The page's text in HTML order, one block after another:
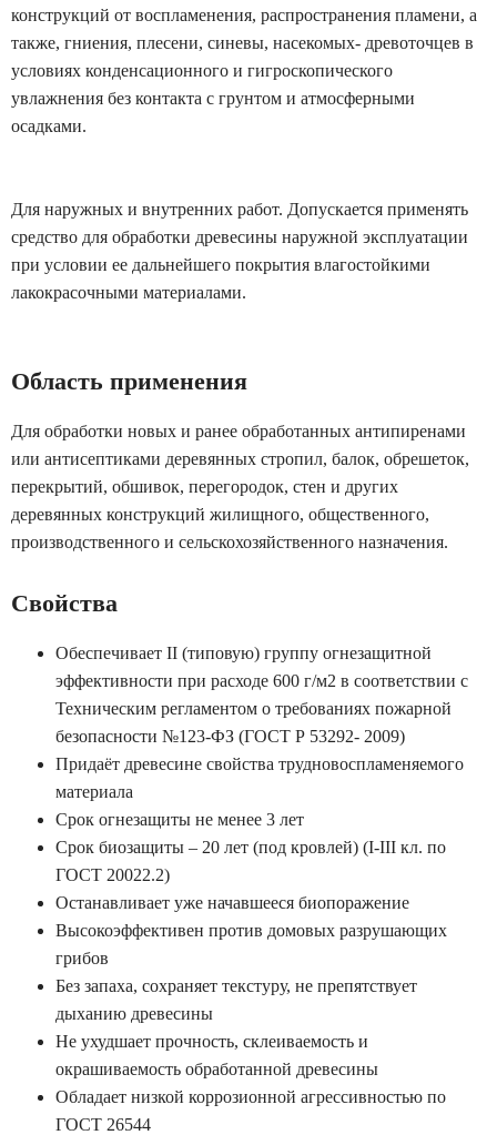
конструкций от воспламенения, распространения пламени, а
также, гниения, плесени, синевы, насекомых- древоточцев в
условиях конденсационного и гигроскопического
увлажнения без контакта с грунтом и атмосферными
осадками.
Для наружных и внутренних работ. Допускается применять
средство для обработки древесины наружной эксплуатации
при условии ее дальнейшего покрытия влагостойкими
лакокрасочными материалами.
Область применения
Для обработки новых и ранее обработанных антипиренами
или антисептиками деревянных стропил, балок, обрешеток,
перекрытий, обшивок, перегородок, стен и других
деревянных конструкций жилищного, общественного,
производственного и сельскохозяйственного назначения.
Свойства
Обеспечивает II (типовую) группу огнезащитной
эффективности при расходе 600 г/м2 в соответствии с
Техническим регламентом о требованиях пожарной
безопасности №123-ФЗ (ГОСТ Р 53292- 2009)
Придаёт древесине свойства трудновоспламеняемого
материала
Срок огнезащиты не менее 3 лет
Срок биозащиты – 20 лет (под кровлей) (I-III кл. по
ГОСТ 20022.2)
Останавливает уже начавшееся биопоражение
Высокоэффективен против домовых разрушающих
грибов
Без запаха, сохраняет текстуру, не препятствует
дыханию древесины
Не ухудшает прочность, склеиваемость и
окрашиваемость обработанной древесины
Обладает низкой коррозионной агрессивностью по
ГОСТ 26544